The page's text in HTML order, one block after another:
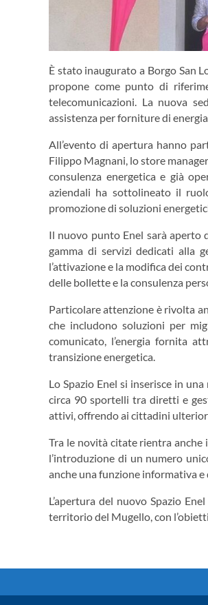
È stato inaugurato a Borgo San
propone come punto di
telecomunicazioni. La nuova
assistenza per forniture di
All’evento di apertura hanno
Filippo Magnani, lo store
consulenza energetica e già
aziendali ha sottolineato il
promozione di soluzioni
Il nuovo punto Enel sarà
gamma di servizi dedicati alla
l’attivazione e la modifica dei
delle bollette e la consulenza
Particolare attenzione è rivolta
che includono soluzioni per
comunicato, l’energia fornita
transizione energetica.
Lo Spazio Enel si inserisce in
circa 90 sportelli tra diretti e
attivi, offrendo ai cittadini
Tra le novità citate rientra
l’introduzione di un numero
anche una funzione informativa
L’apertura del nuovo Spazio
territorio del Mugello, con